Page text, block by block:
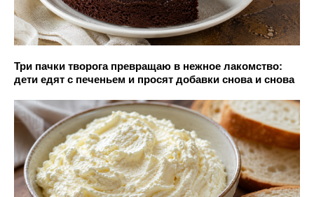
Три пачки творога превращаю в нежное лакомство:
дети едят с печеньем и просят добавки снова и снова